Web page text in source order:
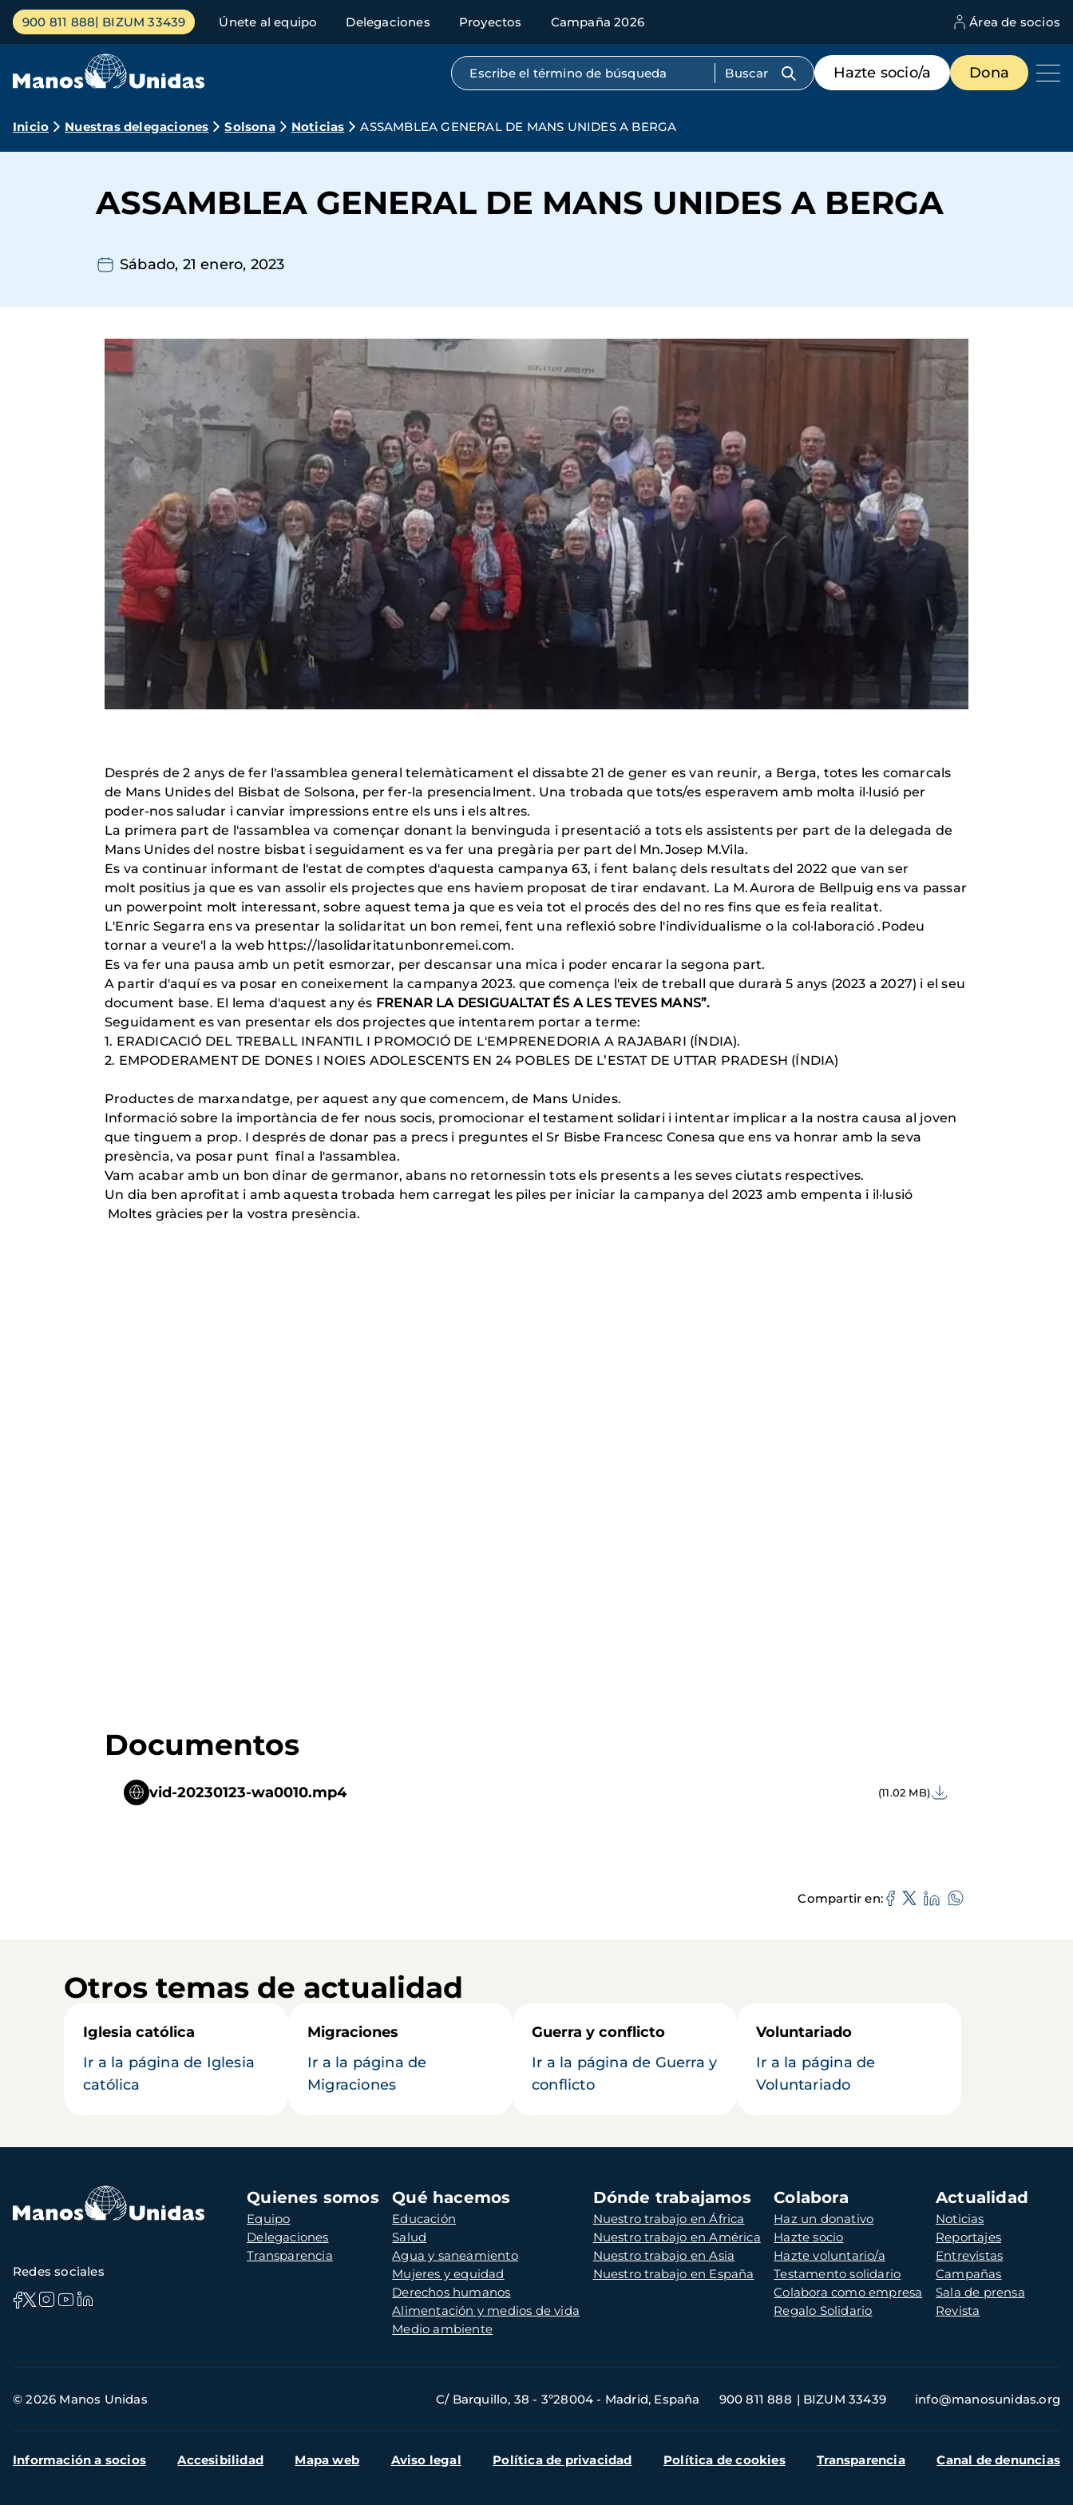
Pasar
contenido
Menú
principal
900 811 888 BIZUM 33439 Únete al equipo Delegaciones Proyectos Campaña 2026 Área de socios
Búsqueda por texto completo
Menú
de
destacados
Hazte socio/a Dona
Ruta
navegación
Inicio Nuestras delegaciones Solsona Noticias ASSAMBLEA GENERAL DE MANS UNIDES A BERGA
ASSAMBLEA GENERAL DE MANS UNIDES A BERGA
Sábado, 21 enero, 2023
Després de 2 anys de fer l'assamblea general telemàticament el dissabte 21 de gener es van reunir, a Berga, totes les comarcals
de Mans Unides del Bisbat de Solsona, per fer-la presencialment. Una trobada que tots/es esperavem amb molta il·lusió per
poder-nos saludar i canviar impressions entre els uns i els altres.
La primera part de l'assamblea va començar donant la benvinguda i presentació a tots els assistents per part de la delegada de
Mans Unides del nostre bisbat i seguidament es va fer una pregària per part del Mn.Josep M.Vila.
Es va continuar informant de l'estat de comptes d'aquesta campanya 63, i fent balanç dels resultats del 2022 que van ser
molt positius ja que es van assolir els projectes que ens haviem proposat de tirar endavant. La M.Aurora de Bellpuig ens va passar
un powerpoint molt interessant, sobre aquest tema ja que es veia tot el procés des del no res fins que es feia realitat.
L'Enric Segarra ens va presentar la solidaritat un bon remei, fent una reflexió sobre l'individualisme o la col·laboració .Podeu
tornar a veure'l a la web https://lasolidaritatunbonremei.com.
Es va fer una pausa amb un petit esmorzar, per descansar una mica i poder encarar la segona part.
A partir d'aquí es va posar en coneixement la campanya 2023. que comença l'eix de treball que durarà 5 anys (2023 a 2027) i el seu
document base. El lema d'aquest any és FRENAR LA DESIGUALTAT ÉS A LES TEVES MANS”.
Seguidament es van presentar els dos projectes que intentarem portar a terme:
1. ERADICACIÓ DEL TREBALL INFANTIL I PROMOCIÓ DE L'EMPRENEDORIA A RAJABARI (ÍNDIA).
2. EMPODERAMENT DE DONES I NOIES ADOLESCENTS EN 24 POBLES DE L’ESTAT DE UTTAR PRADESH (ÍNDIA)
Productes de marxandatge, per aquest any que comencem, de Mans Unides.
Informació sobre la importància de fer nous socis, promocionar el testament solidari i intentar implicar a la nostra causa al joven
que tinguem a prop. I després de donar pas a precs i preguntes el Sr Bisbe Francesc Conesa que ens va honrar amb la seva
presència, va posar punt final a l'assamblea.
Vam acabar amb un bon dinar de germanor, abans no retornessin tots els presents a les seves ciutats respectives.
Un dia ben aprofitat i amb aquesta trobada hem carregat les piles per iniciar la campanya del 2023 amb empenta i il·lusió
Moltes gràcies per la vostra presència.
Documentos
vid-20230123-wa0010.mp4 (11.02 MB)
Compartir en
Otros temas de actualidad
Iglesia católica
Ir a la página de Iglesia
católica
Migraciones
Ir a la página de
Migraciones
Guerra y conflicto
Ir a la página de Guerra y
conflicto
Voluntariado
Ir a la página de
Voluntariado
Navegación
principal
Quienes somos
Equipo
Delegaciones
Transparencia
Qué hacemos
Educación
Salud
Agua y saneamiento
Mujeres y equidad
Derechos humanos
Alimentación y medios de vida
Medio ambiente
Dónde trabajamos
Nuestro trabajo en África
Nuestro trabajo en América
Nuestro trabajo en Asia
Nuestro trabajo en España
Colabora
Haz un donativo
Hazte socio
Hazte voluntario/a
Testamento solidario
Colabora como empresa
Regalo Solidario
Actualidad
Noticias
Reportajes
Entrevistas
Campañas
Sala de prensa
Revista
Redes sociales
de
© 2026 Manos Unidas C/ Barquillo, 38 - 3º28004 - Madrid, España 900 811 888 BIZUM 33439 info@manosunidas.org
Menú
Información a socios Accesibilidad Mapa web Aviso legal Política de privacidad Política de cookies Transparencia Canal de denuncias